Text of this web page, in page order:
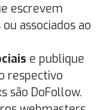
escrevem
associados ao
e publique
respectivo
são DoFollow.